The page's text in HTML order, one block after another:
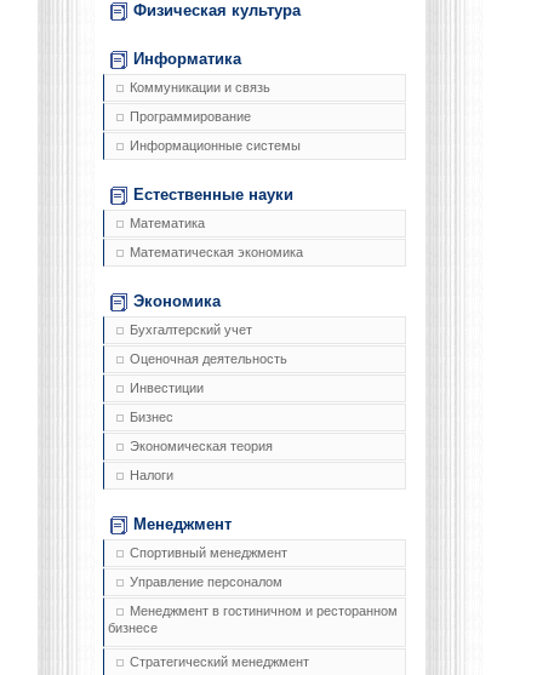
Физическая культура
Информатика
Коммуникации и связь
Программирование
Информационные системы
Естественные науки
Математика
Математическая экономика
Экономика
Бухгалтерский учет
Оценочная деятельность
Инвестиции
Бизнес
Экономическая теория
Налоги
Менеджмент
Спортивный менеджмент
Управление персоналом
Менеджмент в гостиничном и ресторанном
бизнесе
Стратегический менеджмент